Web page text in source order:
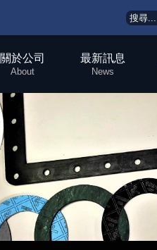
關於公司
About
最新訊息
News